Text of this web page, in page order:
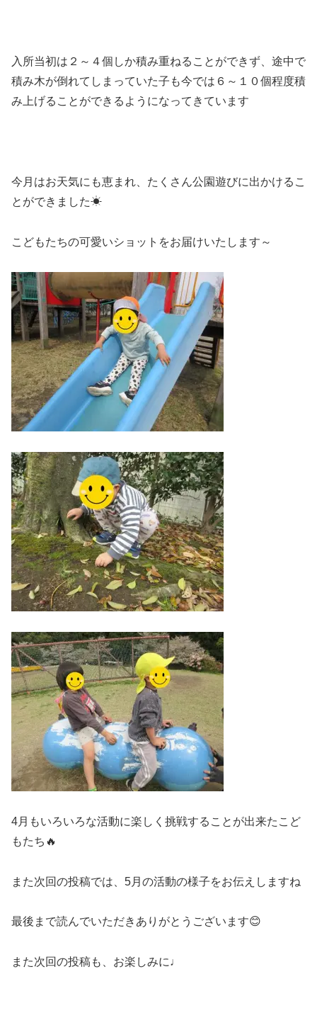
入所当初は２～４個しか積み重ねることができず、途中で
積み木が倒れてしまっていた子も今では６～１０個程度積
み上げることができるようになってきています
今月はお天気にも恵まれ、たくさん公園遊びに出かけるこ
とができました☀
こどもたちの可愛いショットをお届けいたします～
4月もいろいろな活動に楽しく挑戦することが出来たこど
もたち🔥
また次回の投稿では、5月の活動の様子をお伝えしますね
最後まで読んでいただきありがとうございます😊
また次回の投稿も、お楽しみに♩